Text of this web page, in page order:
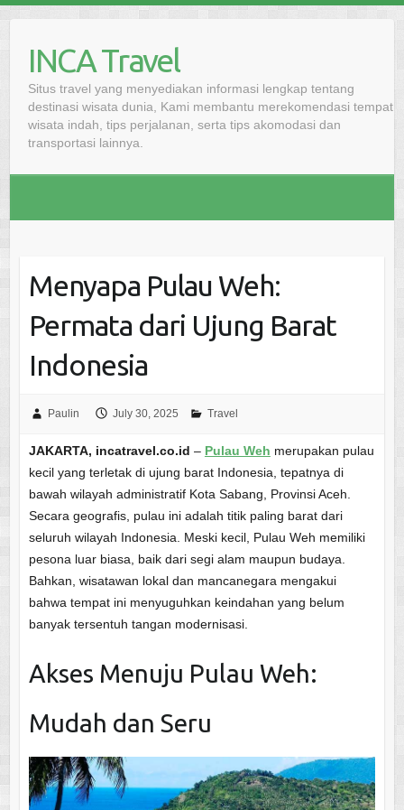
contentINCA Travel
Situs travel yang menyediakan informasi lengkap tentang
destinasi wisata dunia, Kami membantu merekomendasi tempat
wisata indah, tips perjalanan, serta tips akomodasi dan
transportasi lainnya.
Menyapa Pulau Weh:
Permata dari Ujung Barat
Indonesia
Paulin July 30, 2025 Travel
JAKARTA, incatravel.co.id – Pulau Weh merupakan pulau
kecil yang terletak di ujung barat Indonesia, tepatnya di
bawah wilayah administratif Kota Sabang, Provinsi Aceh.
Secara geografis, pulau ini adalah titik paling barat dari
seluruh wilayah Indonesia. Meski kecil, Pulau Weh memiliki
pesona luar biasa, baik dari segi alam maupun budaya.
Bahkan, wisatawan lokal dan mancanegara mengakui
bahwa tempat ini menyuguhkan keindahan yang belum
banyak tersentuh tangan modernisasi.
Akses Menuju Pulau Weh:
Mudah dan Seru